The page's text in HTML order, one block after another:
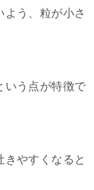
う、粒が小さ
いう点が特徴で
きやすくなると